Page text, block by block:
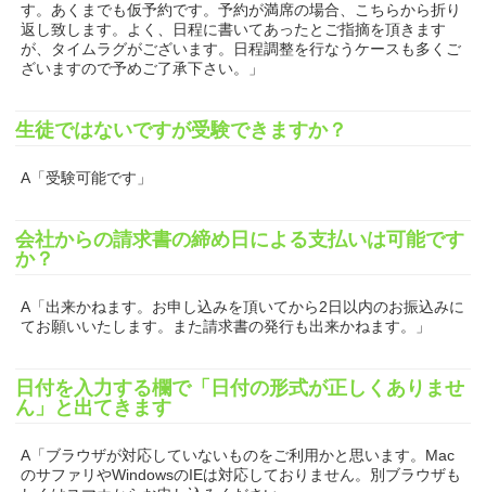
す。あくまでも仮予約です。予約が満席の場合、こちらから折り
返し致します。よく、日程に書いてあったとご指摘を頂きます
が、タイムラグがございます。日程調整を行なうケースも多くご
ざいますので予めご了承下さい。」
生徒ではないですが受験できますか？
A「受験可能です」
会社からの請求書の締め日による支払いは可能です
か？
A「出来かねます。お申し込みを頂いてから2日以内のお振込みに
てお願いいたします。また請求書の発行も出来かねます。」
日付を入力する欄で「日付の形式が正しくありませ
ん」と出てきます
A「ブラウザが対応していないものをご利用かと思います。Mac
のサファリやWindowsのIEは対応しておりません。別ブラウザも